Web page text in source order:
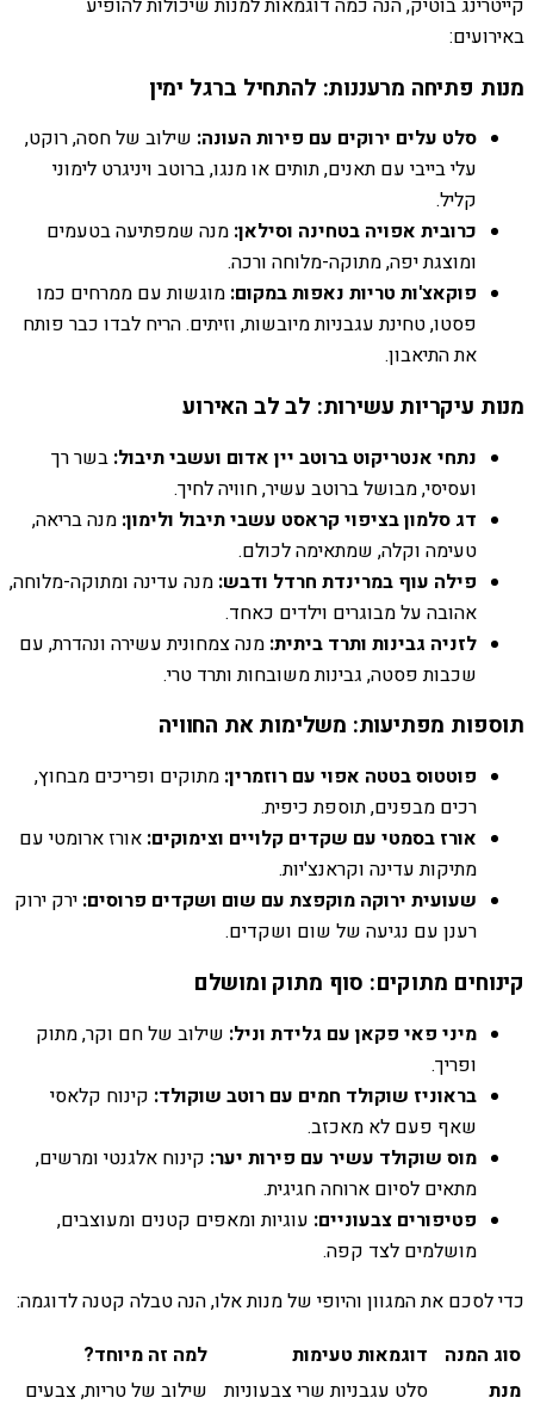
קייטרינג בוטיק, הנה כמה דוגמאות למנות שיכולות להופיע
באירועים:
מנות פתיחה מרעננות: להתחיל ברגל ימין
סלט עלים ירוקים עם פירות העונה: שילוב של חסה, רוקט,
עלי בייבי עם תאנים, תותים או מנגו, ברוטב ויניגרט לימוני
קליל.
כרובית אפויה בטחינה וסילאן: מנה שמפתיעה בטעמים
ומוצגת יפה, מתוקה-מלוחה ורכה.
פוקאצ'ות טריות נאפות במקום: מוגשות עם ממרחים כמו
פסטו, טחינת עגבניות מיובשות, וזיתים. הריח לבדו כבר פותח
את התיאבון.
מנות עיקריות עשירות: לב לב האירוע
נתחי אנטריקוט ברוטב יין אדום ועשבי תיבול: בשר רך
ועסיסי, מבושל ברוטב עשיר, חוויה לחיך.
דג סלמון בציפוי קראסט עשבי תיבול ולימון: מנה בריאה,
טעימה וקלה, שמתאימה לכולם.
פילה עוף במרינדת חרדל ודבש: מנה עדינה ומתוקה-מלוחה,
אהובה על מבוגרים וילדים כאחד.
לזניה גבינות ותרד ביתית: מנה צמחונית עשירה ונהדרת, עם
שכבות פסטה, גבינות משובחות ותרד טרי.
תוספות מפתיעות: משלימות את החוויה
פוטטוס בטטה אפוי עם רוזמרין: מתוקים ופריכים מבחוץ,
רכים מבפנים, תוספת כיפית.
אורז בסמטי עם שקדים קלויים וצימוקים: אורז ארומטי עם
מתיקות עדינה וקראנצ'יות.
שעועית ירוקה מוקפצת עם שום ושקדים פרוסים: ירק ירוק
רענן עם נגיעה של שום ושקדים.
קינוחים מתוקים: סוף מתוק ומושלם
מיני פאי פקאן עם גלידת וניל: שילוב של חם וקר, מתוק
ופריך.
בראוניז שוקולד חמים עם רוטב שוקולד: קינוח קלאסי
שאף פעם לא מאכזב.
מוס שוקולד עשיר עם פירות יער: קינוח אלגנטי ומרשים,
מתאים לסיום ארוחה חגיגית.
פטיפורים צבעוניים: עוגיות ומאפים קטנים ומעוצבים,
מושלמים לצד קפה.
כדי לסכם את המגוון והיופי של מנות אלו, הנה טבלה קטנה לדוגמה:
סוג המנה
דוגמאות טעימות
למה זה מיוחד?
מנת
סלט עגבניות שרי צבעוניות
שילוב של טריות, צבעים